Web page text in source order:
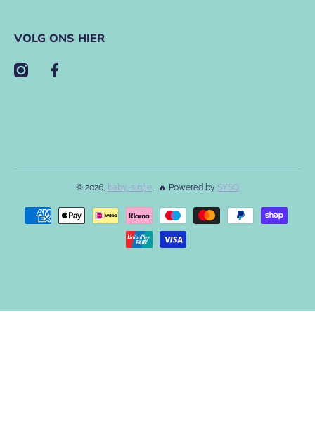
VOLG ONS HIER
instagramcom/babyslofje/
facebookcom/babyslofje
© 2026, baby-slofje , 🔥 Powered by SYSO
Betaalmethodes